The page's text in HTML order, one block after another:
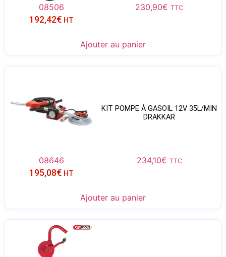
08506 230,90€ TTC
192,42€ HT
Ajouter au panier
KIT POMPE À GASOIL 12V 35L/MIN
DRAKKAR
08646 234,10€ TTC
195,08€ HT
Ajouter au panier